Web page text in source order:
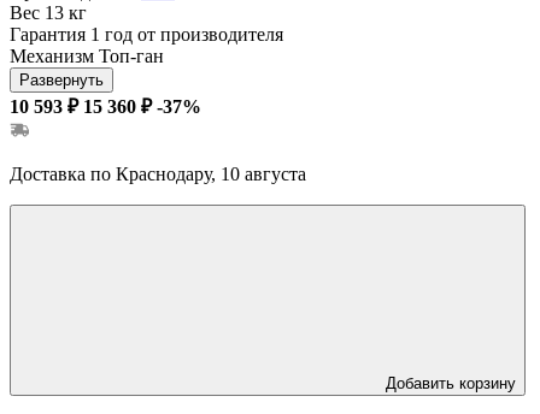
Вес 13 кг
Гарантия 1 год от производителя
Механизм Топ-ган
Развернуть
10 593 ₽ 15 360 ₽ -37%
Доставка по Краснодару, 10 августа
Добавить корзину